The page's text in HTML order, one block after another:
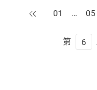
上一页
01 … 05
第